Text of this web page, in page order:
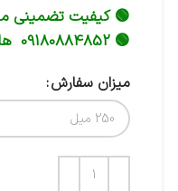
🟢 کیفیت تضمینی
🟢 09180884852 هاشمی (تماس/ پیام)
میزان سفارش